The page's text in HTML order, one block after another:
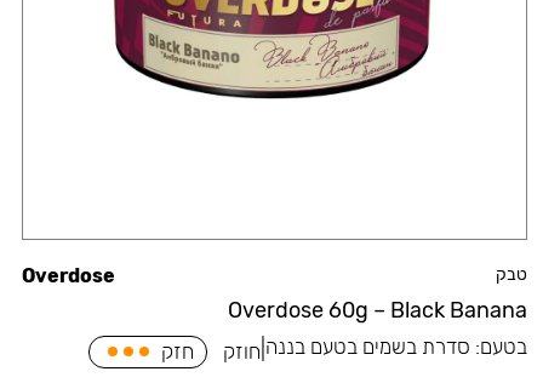
טבק
Overdose 60g – Black Banana
Overdose
בטעם: סדרת בשמים בטעם בננה חוזק חזק